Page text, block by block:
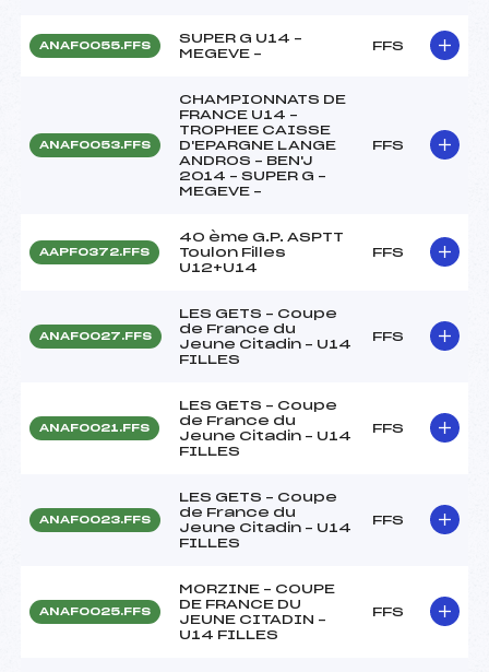
ANAF0055.FFS
SUPER G U14 –
MEGEVE –
FFS
ANAF0053.FFS
CHAMPIONNATS DE
FRANCE U14 –
TROPHEE CAISSE
D'EPARGNE LANGE
ANDROS – BEN'J
2014 – SUPER G –
MEGEVE –
FFS
AAPF0372.FFS
40 ème G.P. ASPTT
Toulon Filles
U12+U14
FFS
ANAF0027.FFS
LES GETS – Coupe
de France du
Jeune Citadin – U14
FILLES
FFS
ANAF0021.FFS
LES GETS – Coupe
de France du
Jeune Citadin – U14
FILLES
FFS
ANAF0023.FFS
LES GETS – Coupe
de France du
Jeune Citadin – U14
FILLES
FFS
ANAF0025.FFS
MORZINE – COUPE
DE FRANCE DU
JEUNE CITADIN –
U14 FILLES
FFS